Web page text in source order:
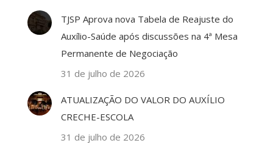
TJSP Aprova nova Tabela de Reajuste do
Auxílio-Saúde após discussões na 4ª Mesa
Permanente de Negociação
31 de julho de 2026
ATUALIZAÇÃO DO VALOR DO AUXÍLIO
CRECHE-ESCOLA
31 de julho de 2026